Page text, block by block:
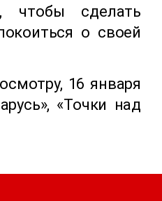
чтобы сделать
о своей
16 января
«Точки над